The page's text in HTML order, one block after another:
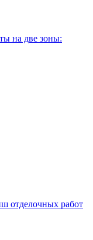
на две зоны:
отделочных работ